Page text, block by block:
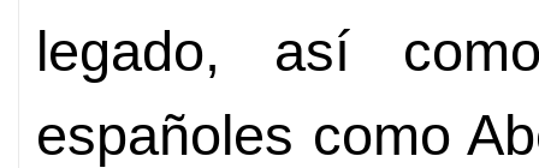
legado, así
españoles como